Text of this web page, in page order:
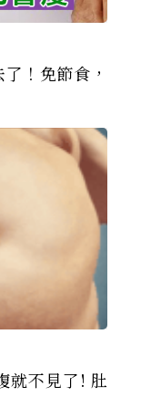
！免節食，
就不見了! 肚